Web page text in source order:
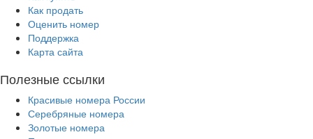
Как продать
Оценить номер
Поддержка
Карта сайта
Полезные ссылки
Красивые номера России
Серебряные номера
Золотые номера